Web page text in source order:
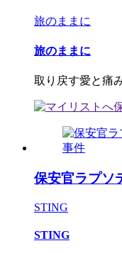
旅のままに
旅のままに
取り戻す愛と痛
保安官ラプ
STING
STING